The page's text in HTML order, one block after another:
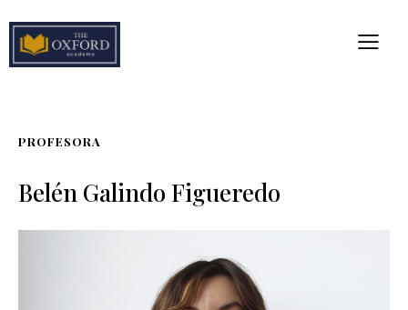
PROFESORA
Belén Galindo Figueredo